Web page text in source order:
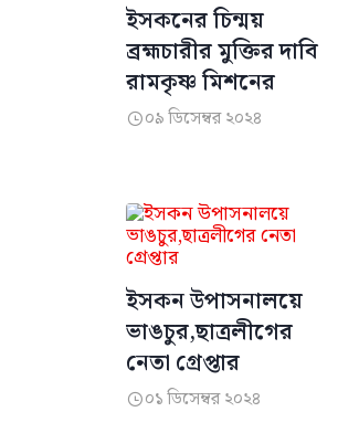
ইসকনের চিন্ময়
ব্রহ্মচারীর মুক্তির দাবি
রামকৃষ্ণ মিশনের
০৯ ডিসেম্বর ২০২৪
ইসকন উপাসনালয়ে
ভাঙচুর,ছাত্রলীগের
নেতা গ্রেপ্তার
০১ ডিসেম্বর ২০২৪